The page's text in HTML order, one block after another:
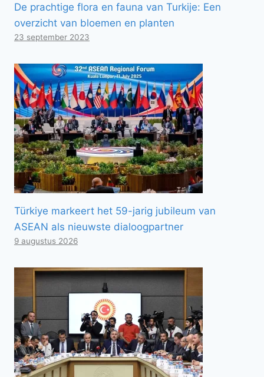
De prachtige flora en fauna van Turkije: Een
overzicht van bloemen en planten
23 september 2023
Türkiye markeert het 59-jarig jubileum van
ASEAN als nieuwste dialoogpartner
9 augustus 2026